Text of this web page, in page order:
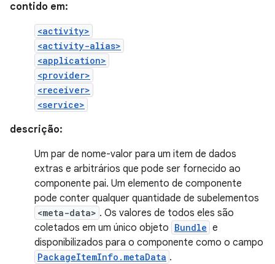
contido em:
<activity>
<activity-alias>
<application>
<provider>
<receiver>
<service>
descrição:
Um par de nome-valor para um item de dados
extras e arbitrários que pode ser fornecido ao
componente pai. Um elemento de componente
pode conter qualquer quantidade de subelementos
<meta-data> . Os valores de todos eles são
coletados em um único objeto Bundle e
disponibilizados para o componente como o campo
PackageItemInfo.metaData .